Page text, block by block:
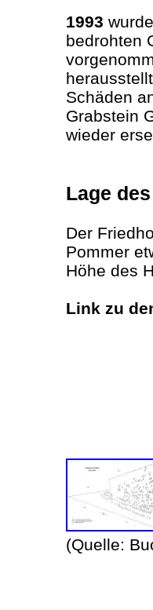
1993
bedrohten
Schäden
Grabstein
wieder
Lage
Der
Pommer
Höhe des
Link zu
(Quelle: